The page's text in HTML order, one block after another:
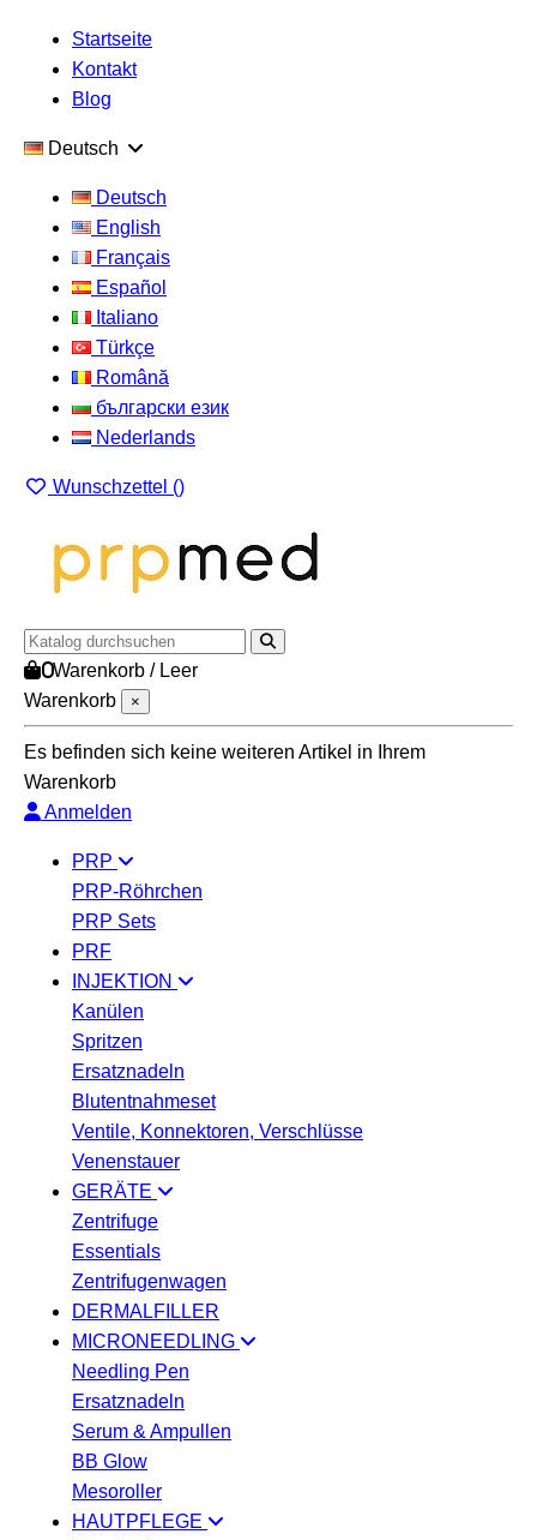
Startseite
Kontakt
Blog
Deutsch
Deutsch
English
Français
Español
Italiano
Türkçe
Română
български език
Nederlands
Wunschzettel ()
0Warenkorb / Leer
Warenkorb
×
Es befinden sich keine weiteren Artikel in Ihrem
Warenkorb
Anmelden
PRP
PRP-Röhrchen
PRP Sets
PRF
INJEKTION
Kanülen
Spritzen
Ersatznadeln
Blutentnahmeset
Ventile, Konnektoren, Verschlüsse
Venenstauer
GERÄTE
Zentrifuge
Essentials
Zentrifugenwagen
DERMALFILLER
MICRONEEDLING
Needling Pen
Ersatznadeln
Serum & Ampullen
BB Glow
Mesoroller
HAUTPFLEGE